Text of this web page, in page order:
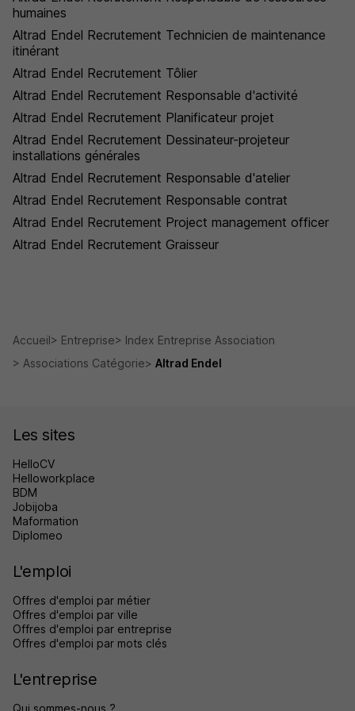
humaines
Altrad Endel Recrutement Technicien de maintenance
itinérant
Altrad Endel Recrutement Tôlier
Altrad Endel Recrutement Responsable d'activité
Altrad Endel Recrutement Planificateur projet
Altrad Endel Recrutement Dessinateur-projeteur
installations générales
Altrad Endel Recrutement Responsable d'atelier
Altrad Endel Recrutement Responsable contrat
Altrad Endel Recrutement Project management officer
Altrad Endel Recrutement Graisseur
Accueil Entreprise
Index Entreprise Association
Associations Catégorie
Altrad Endel
Les sites
HelloCV
Helloworkplace
BDM
Jobijoba
Maformation
Diplomeo
L'emploi
Offres d'emploi par métier
Offres d'emploi par ville
Offres d'emploi par entreprise
Offres d'emploi par mots clés
L'entreprise
Qui sommes-nous ?